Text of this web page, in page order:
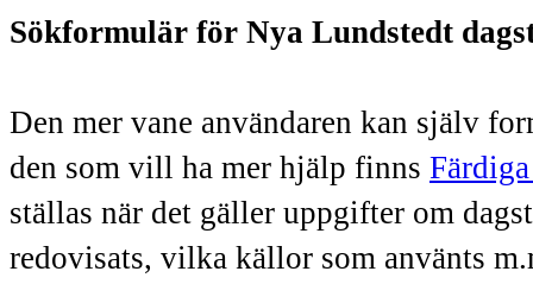
Sökformulär för Nya Lundstedt
Den mer vane användaren kan själv
den som vill ha mer hjälp finns
ställas när det gäller uppgifter om
redovisats, vilka källor som använts